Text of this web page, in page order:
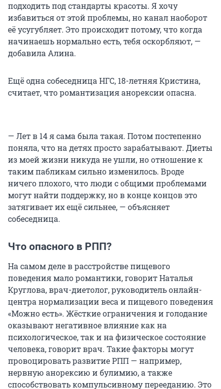
подходить под стандарты красоты. Я хочу
избавиться от этой проблемы, но канал наоборот
её усугубляет. Это происходит потому, что когда
начинаешь нормально есть, тебя оскорбляют, —
добавила Алина.
Ещё одна собеседница НГС, 18-летняя Кристина,
считает, что романтизация анорексии опасна.
— Лет в 14 я сама была такая. Потом постепенно
поняла, что на детях просто зарабатывают. Диеты
из моей жизни никуда не ушли, но отношение к
таким пабликам сильно изменилось. Вроде
ничего плохого, что люди с общими проблемами
могут найти поддержку, но в конце концов это
затягивает их ещё сильнее, — объясняет
собеседница.
Что опасного в РПП?
На самом деле в расстройстве пищевого
поведения мало романтики, говорит Наталья
Круглова, врач-диетолог, руководитель онлайн-
центра нормализации веса и пищевого поведения
«Можно есть». Жёсткие ограничения и голодание
оказывают негативное влияние как на
психологическое, так и на физическое состояние
человека, говорит врач. Такие факторы могут
провоцировать развитие РПП — например,
нервную анорексию и булимию, а также
способствовать компульсивному перееданию. Это